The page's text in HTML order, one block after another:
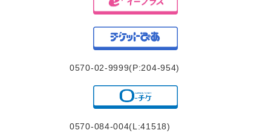
0570-02-9999(P:204-954)
0570-084-004(L:41518)